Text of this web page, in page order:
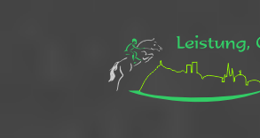
Trakehner aus dem